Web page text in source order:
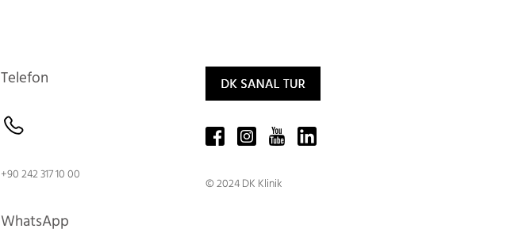
Telefon
+90 242 317 10 00
WhatsApp
© 2024 DK Klinik